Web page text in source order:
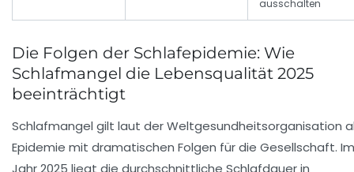
ausschalten
Die Folgen der Schlafepidemie: Wie
Schlafmangel die Lebensqualität 2025
beeinträchtigt
Schlafmangel gilt laut der Weltgesundheitsorganisation
Epidemie mit dramatischen Folgen für die Gesellschaft. Im
Jahr 2025 liegt die durchschnittliche Schlafdauer in